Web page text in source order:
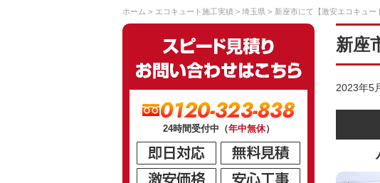
ホーム エコキュート施工実績 埼玉県 新座市にて【激安エコキュー
新座
2023年5
0120-323-838
24時間受付中（年中無休）